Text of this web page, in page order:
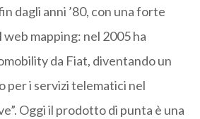
dagli anni ’80, con una forte
web mapping: nel 2005 ha
da Fiat, diventando un
per i servizi telematici nel
Oggi il prodotto di punta è una